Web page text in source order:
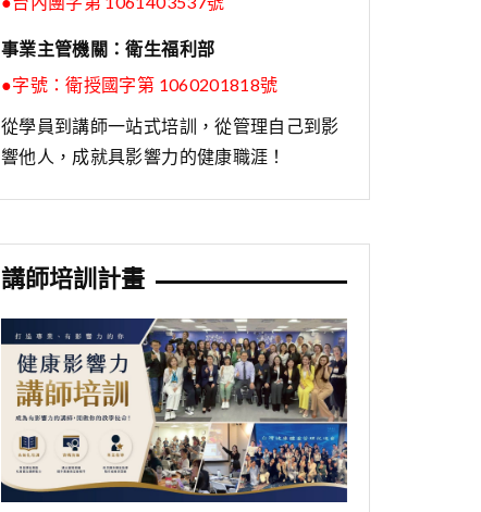
事業主管機關：衛生福利部
●字號：衛授國字第 1060201818號
從學員到講師一站式培訓，從管理自己到影
響他人，成就具影響力的健康職涯！
講師培訓計畫